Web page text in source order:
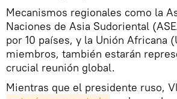
Mecanismos regionales como la
Naciones de Asia Sudoriental
por 10 países, y la Unión Africana
miembros, también estarán
crucial reunión global.
Mientras que el presidente ruso,